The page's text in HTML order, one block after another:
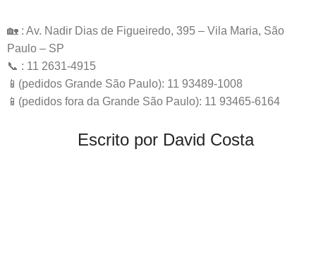
🏡 : Av. Nadir Dias de Figueiredo, 395 – Vila Maria, São
Paulo – SP
📞 : 11 2631-4915
📱(pedidos Grande São Paulo): 11 93489-1008
📱(pedidos fora da Grande São Paulo): 11 93465-6164
Escrito por David Costa